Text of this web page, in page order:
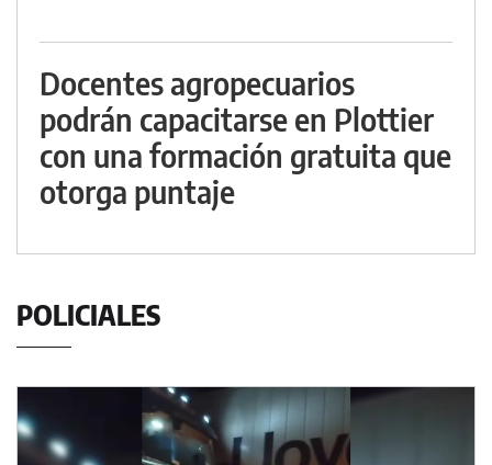
Docentes agropecuarios
podrán capacitarse en Plottier
con una formación gratuita que
otorga puntaje
POLICIALES